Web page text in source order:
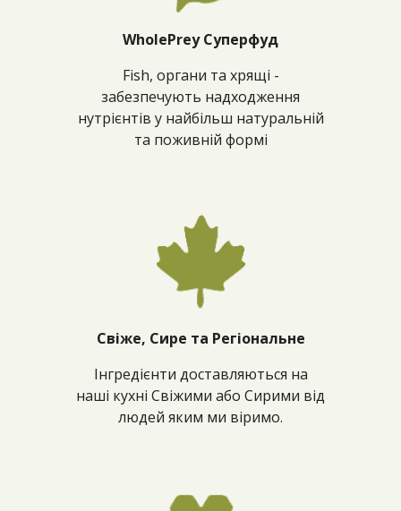
WholePrey Суперфуд
Fish, органи та хрящі -
забезпечують надходження
нутрієнтів у найбільш натуральній
та поживній формі
Свіже, Сире та Регіональне
Інгредієнти доставляються на
наші кухні Свіжими або Сирими від
людей яким ми віримо.